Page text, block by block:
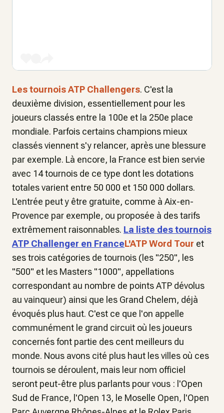
Les tournois ATP Challengers. C'est la
deuxième division, essentiellement pour les
joueurs classés entre la 100e et la 250e place
mondiale. Parfois certains champions mieux
classés viennent s'y relancer, après une blessure
par exemple. Là encore, la France est bien servie
avec 14 tournois de ce type dont les dotations
totales varient entre 50 000 et 150 000 dollars.
L'entrée peut y être gratuite, comme à Aix-en-
Provence par exemple, ou proposée à des tarifs
extrêmement raisonnables. La liste des tournois
ATP Challenger en FranceL'ATP Word Tour et
ses trois catégories de tournois (les "250", les
"500" et les Masters "1000", appellations
correspondant au nombre de points ATP dévolus
au vainqueur) ainsi que les Grand Chelem, déjà
évoqués plus haut. C'est ce que l'on appelle
communément le grand circuit où les joueurs
concernés font partie des cent meilleurs du
monde. Nous avons cité plus haut les villes où ces
tournois se déroulent, mais leur nom officiel
seront peut-être plus parlants pour vous : l'Open
Sud de France, l'Open 13, le Moselle Open, l'Open